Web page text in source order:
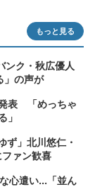
もっと見る
ンク・秋広優人
」の声が
表 「めっちゃ
」
ず」北川悠仁・
ァン歓喜
心遣い...「並ん